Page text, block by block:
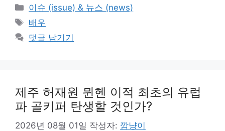
카
테
리
이슈 (issue) & 뉴스 (news)
태
그
배우
댓글 남기기
제주 허재원 뮌헨 이적 최초의 유럽
파 골키퍼 탄생할 것인가?
2026년 08월 01일 작성자: 깜냥이